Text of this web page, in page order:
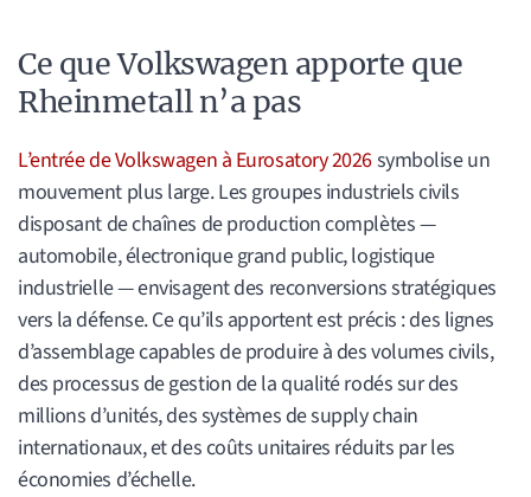
Ce que Volkswagen apporte que
Rheinmetall n’a pas
L’entrée de Volkswagen à Eurosatory 2026symbolise un
mouvement plus large. Les groupes industriels civils
disposant de chaînes de production complètes —
automobile, électronique grand public, logistique
industrielle — envisagent des reconversions stratégiques
vers la défense. Ce qu’ils apportent est précis : des lignes
d’assemblage capables de produire à des volumes civils,
des processus de gestion de la qualité rodés sur des
millions d’unités, des systèmes de supply chain
internationaux, et des coûts unitaires réduits par les
économies d’échelle.